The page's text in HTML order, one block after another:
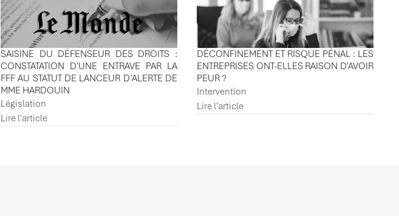
SAISINE DU DÉFENSEUR DES DROITS :
CONSTATATION D'UNE ENTRAVE PAR LA
FFF AU STATUT DE LANCEUR D’ALERTE DE
MME HARDOUIN
Législation
Lire l'article
DÉCONFINEMENT ET RISQUE PÉNAL : LES
ENTREPRISES ONT-ELLES RAISON D'AVOIR
PEUR ?
Intervention
Lire l'article